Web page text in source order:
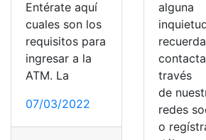
Entérate aquí
cuales son los
requisitos para
ingresar a la
ATM. La
07/03/2022
alguna
recuerda
través
de
redes
o